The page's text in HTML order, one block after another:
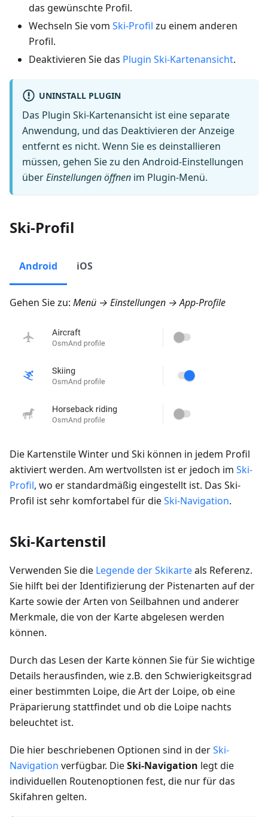
das gewünschte Profil.
Wechseln Sie vom Ski-Profil zu einem anderen
Profil.
Deaktivieren Sie das Plugin Ski-Kartenansicht.
UNINSTALL PLUGIN
Das Plugin Ski-Kartenansicht ist eine separate
Anwendung, und das Deaktivieren der Anzeige
entfernt es nicht. Wenn Sie es deinstallieren
müssen, gehen Sie zu den Android-Einstellungen
überEinstellungen öffnen im Plugin-Menü.
Ski-Profil
Android iOS
Gehen Sie zu: Menü → Einstellungen → App-Profile
Die Kartenstile Winter und Ski können in jedem Profil
aktiviert werden. Am wertvollsten ist er jedoch im Ski-
Profil, wo er standardmäßig eingestellt ist. Das Ski-
Profil ist sehr komfortabel für dieSki-Navigation.
Ski-Kartenstil
Verwenden Sie die Legende der Skikarteals Referenz.
Sie hilft bei der Identifizierung der Pistenarten auf der
Karte sowie der Arten von Seilbahnen und anderer
Merkmale, die von der Karte abgelesen werden
können.
Durch das Lesen der Karte können Sie für Sie wichtige
Details herausfinden, wie z.B. den Schwierigkeitsgrad
einer bestimmten Loipe, die Art der Loipe, ob eine
Präparierung stattfindet und ob die Loipe nachts
beleuchtet ist.
Die hier beschriebenen Optionen sind in derSki-
Navigation verfügbar. DieSki-Navigation legt die
individuellen Routenoptionen fest, die nur für das
Skifahren gelten.